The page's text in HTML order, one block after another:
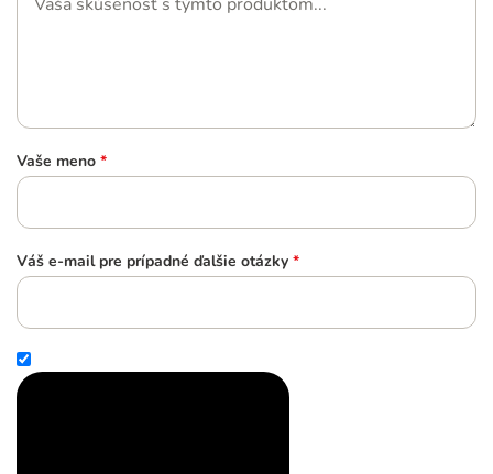
Vaše meno *
Váš e-mail pre prípadné ďalšie otázky *